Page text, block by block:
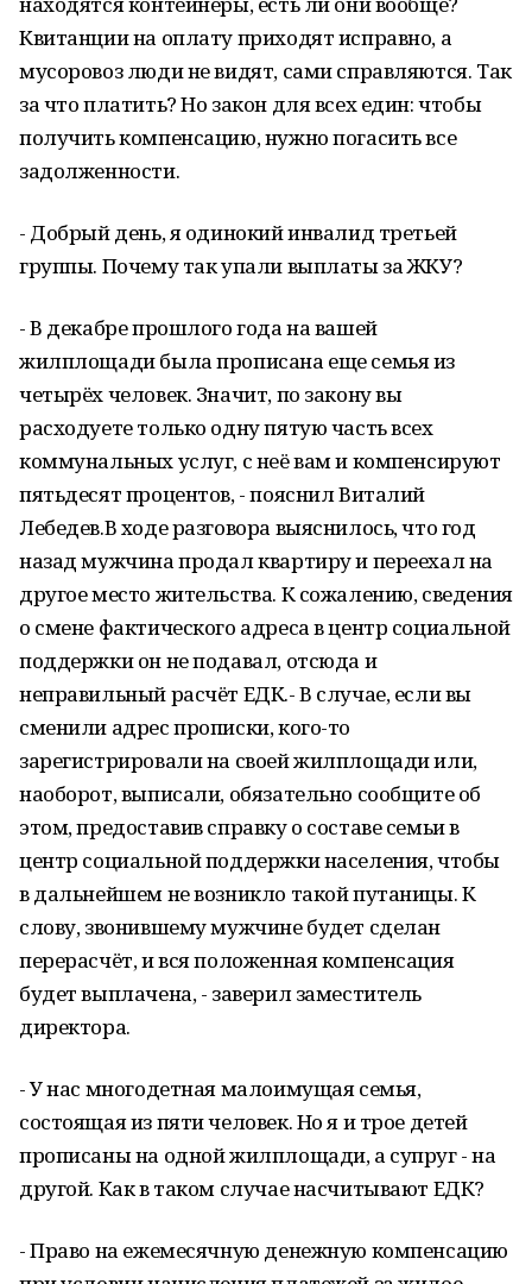
Квитанции на оплату приходят исправно, а
мусоровоз люди не видят, сами справляются. Так
за что платить? Но закон для всех един: чтобы
получить компенсацию, нужно погасить все
задолженности.
- Добрый день, я одинокий инвалид третьей
группы. Почему так упали выплаты за ЖКУ?
- В декабре прошлого года на вашей
жилплощади была прописана еще семья из
четырёх человек. Значит, по закону вы
расходуете только одну пятую часть всех
коммунальных услуг, с неё вам и компенсируют
пятьдесят процентов, - пояснил Виталий
Лебедев.В ходе разговора выяснилось, что год
назад мужчина продал квартиру и переехал на
другое место жительства. К сожалению, сведения
о смене фактического адреса в центр социальной
поддержки он не подавал, отсюда и
неправильный расчёт ЕДК.- В случае, если вы
сменили адрес прописки, кого-то
зарегистрировали на своей жилплощади или,
наоборот, выписали, обязательно сообщите об
этом, предоставив справку о составе семьи в
центр социальной поддержки населения, чтобы
в дальнейшем не возникло такой путаницы. К
слову, звонившему мужчине будет сделан
перерасчёт, и вся положенная компенсация
будет выплачена, - заверил заместитель
директора.
- У нас многодетная малоимущая семья,
состоящая из пяти человек. Но я и трое детей
прописаны на одной жилплощади, а супруг - на
другой. Как в таком случае насчитывают ЕДК?
- Право на ежемесячную денежную компенсацию